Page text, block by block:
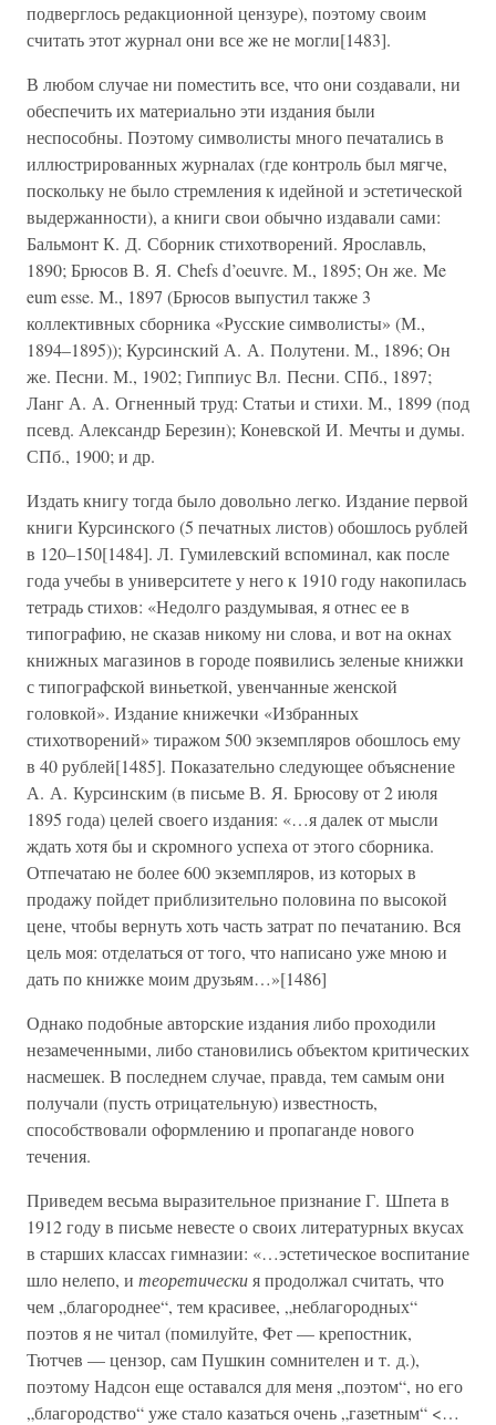
подверглось редакционной цензуре), поэтому своим
считать этот журнал они все же не могли[1483].
В любом случае ни поместить все, что они создавали, ни
обеспечить их материально эти издания были
неспособны. Поэтому символисты много печатались в
иллюстрированных журналах (где контроль был мягче,
поскольку не было стремления к идейной и эстетической
выдержанности), а книги свои обычно издавали сами:
Бальмонт К. Д. Сборник стихотворений. Ярославль,
1890; Брюсов В. Я. Chefs d’oeuvre. М., 1895; Он же. Me
eum esse. М., 1897 (Брюсов выпустил также 3
коллективных сборника «Русские символисты» (М.,
1894–1895)); Курсинский А. А. Полутени. М., 1896; Он
же. Песни. М., 1902; Гиппиус Вл. Песни. СПб., 1897;
Ланг А. А. Огненный труд: Статьи и стихи. М., 1899 (под
псевд. Александр Березин); Коневской И. Мечты и думы.
СПб., 1900; и др.
Издать книгу тогда было довольно легко. Издание первой
книги Курсинского (5 печатных листов) обошлось рублей
в 120–150[1484]. Л. Гумилевский вспоминал, как после
года учебы в университете у него к 1910 году накопилась
тетрадь стихов: «Недолго раздумывая, я отнес ее в
типографию, не сказав никому ни слова, и вот на окнах
книжных магазинов в городе появились зеленые книжки
с типографской виньеткой, увенчанные женской
головкой». Издание книжечки «Избранных
стихотворений» тиражом 500 экземпляров обошлось ему
в 40 рублей[1485]. Показательно следующее объяснение
А. А. Курсинским (в письме В. Я. Брюсову от 2 июля
1895 года) целей своего издания: «…я далек от мысли
ждать хотя бы и скромного успеха от этого сборника.
Отпечатаю не более 600 экземпляров, из которых в
продажу пойдет приблизительно половина по высокой
цене, чтобы вернуть хоть часть затрат по печатанию. Вся
цель моя: отделаться от того, что написано уже мною и
дать по книжке моим друзьям…»[1486]
Однако подобные авторские издания либо проходили
незамеченными, либо становились объектом критических
насмешек. В последнем случае, правда, тем самым они
получали (пусть отрицательную) известность,
способствовали оформлению и пропаганде нового
течения.
Приведем весьма выразительное признание Г. Шпета в
1912 году в письме невесте о своих литературных вкусах
в старших классах гимназии: «…эстетическое воспитание
шло нелепо, и теоретическия продолжал считать, что
чем „благороднее“, тем красивее, „неблагородных“
поэтов я не читал (помилуйте, Фет — крепостник,
Тютчев — цензор, сам Пушкин сомнителен и т. д.),
поэтому Надсон еще оставался для меня „поэтом“, но его
„благородство“ уже стало казаться очень „газетным“ <…